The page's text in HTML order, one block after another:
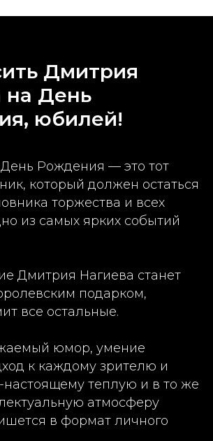
Дмитрия
на День
юбилей!
Рождения — это тот
который должен остаться
торжества и всех
из самых ярких событий
Дмитрия Нагиева станет
подарком,
все остальные.
юмор, умение
к каждому зрителю и
настоящему теплую и в то же
атмосферу
в формат личного